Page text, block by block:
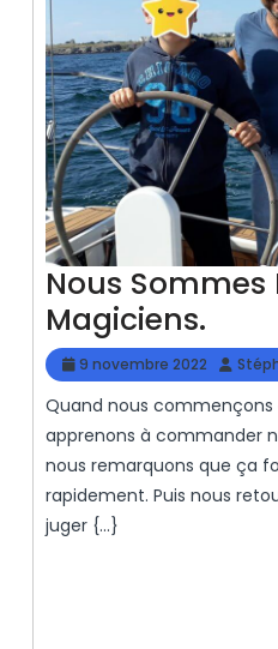
Nous Sommes
Magiciens.
Des
9 novembre 2022
9
2022
Quand nous commençons dans le spirituel, nous
apprenons à commander
nous remarquons que ça
rapidement. Puis nous
juger {...}